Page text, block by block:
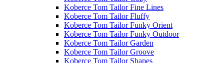
Koberce Tom Tailor Fine Lines
Koberce Tom Tailor Fluffy
Koberce Tom Tailor Funky Orient
Koberce Tom Tailor Funky Outdoor
Koberce Tom Tailor Garden
Koberce Tom Tailor Groove
Koberce Tom Tailor Shapes